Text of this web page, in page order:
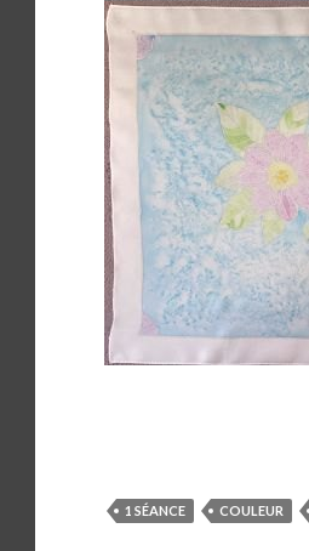
r
1 SÉANCE COULEUR